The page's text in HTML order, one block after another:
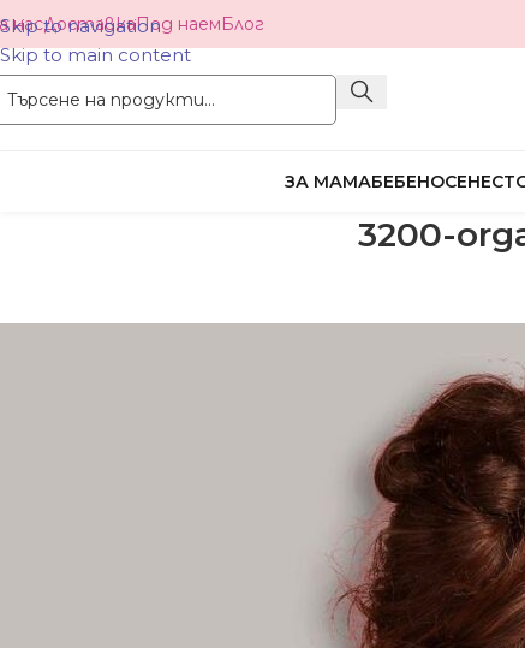
Skip to navigation
Skip to main content
насДоставкаПод наемБлог
ЗА МАМАБЕБЕНОСЕНЕ
3200-